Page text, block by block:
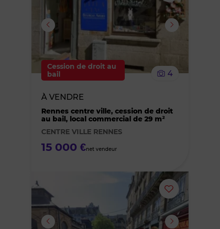
ou
Cession de droit au
bail
4
À VENDRE
Rennes centre ville, cession de droit
au bail, local commercial de 29 m²
CENTRE VILLE RENNES
15 000 €net vendeur
Ajouter
ou